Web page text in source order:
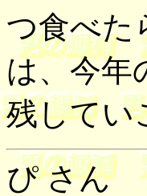
つ食べた
は、今年
残してい
ぴ さん